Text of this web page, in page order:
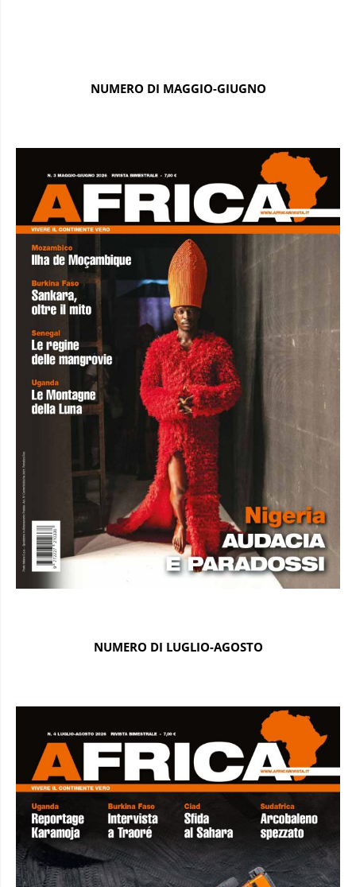
NUMERO DI MAGGIO-GIUGNO
NUMERO DI LUGLIO-AGOSTO